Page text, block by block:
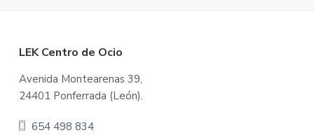
LEK Centro de Ocio
Avenida Montearenas 39,
24401 Ponferrada (León).
654 498 834